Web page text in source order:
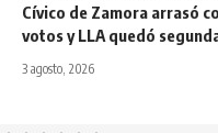
Cívico de Zamora arrasó
votos y LLA quedó
3 agosto, 2026